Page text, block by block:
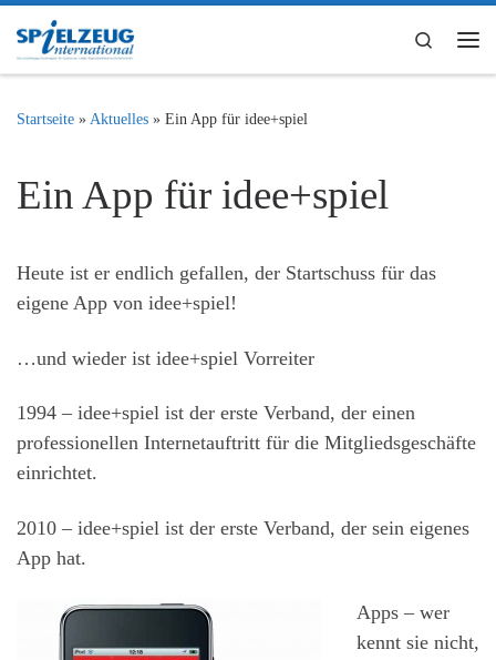
Zum Inhalt springen
Search
Startseite » Aktuelles » Ein App für idee+spiel
Ein App für idee+spiel
Heute ist er endlich gefallen, der Startschuss für das
eigene App von idee+spiel!
…und wieder ist idee+spiel Vorreiter
1994 – idee+spiel ist der erste Verband, der einen
professionellen Internetauftritt für die Mitgliedsgeschäfte
einrichtet.
2010 – idee+spiel ist der erste Verband, der sein eigenes
App hat.
Apps – wer
kennt sie nicht,